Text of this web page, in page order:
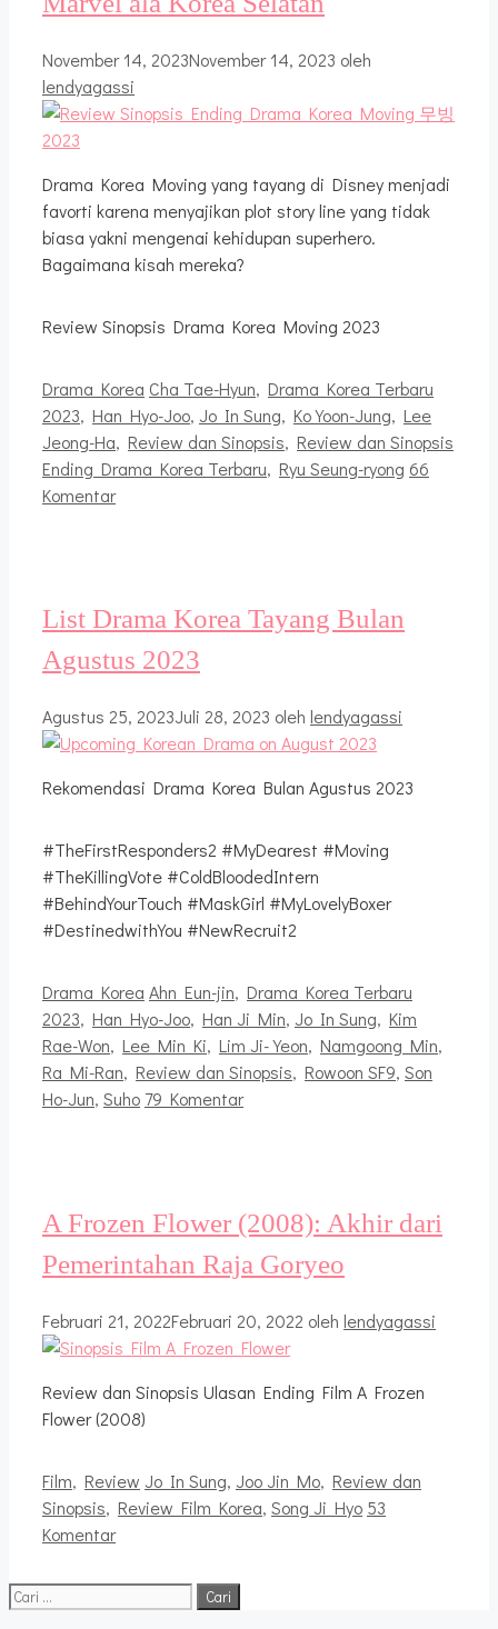
November 14, 2023November 14, 2023 oleh
lendyagassi
Drama Korea Moving yang tayang di Disney menjadi
favorti karena menyajikan plot story line yang tidak
biasa yakni mengenai kehidupan superhero.
Bagaimana kisah mereka?
Review Sinopsis Drama Korea Moving 2023
Kategori
Drama Korea Tag
Cha Tae-Hyun, Drama Korea Terbaru
2023, Han Hyo-Joo, Jo In Sung, Ko Yoon-Jung, Lee
Jeong-Ha, Review dan Sinopsis, Review dan Sinopsis
Ending Drama Korea Terbaru, Ryu Seung-ryong 66
Komentar
List Drama Korea Tayang Bulan
Agustus 2023
Agustus 25, 2023Juli 28, 2023 oleh lendyagassi
Rekomendasi Drama Korea Bulan Agustus 2023
#TheFirstResponders2 #MyDearest #Moving
#TheKillingVote #ColdBloodedIntern
#BehindYourTouch #MaskGirl #MyLovelyBoxer
#DestinedwithYou #NewRecruit2
Kategori
Drama Korea Tag
Ahn Eun-jin, Drama Korea Terbaru
2023, Han Hyo-Joo, Han Ji Min, Jo In Sung, Kim
Rae-Won, Lee Min Ki, Lim Ji-Yeon, Namgoong Min,
Ra Mi-Ran, Review dan Sinopsis, Rowoon SF9, Son
Ho-Jun, Suho 79 Komentar
A Frozen Flower (2008): Akhir dari
Pemerintahan Raja Goryeo
Februari 21, 2022Februari 20, 2022 oleh lendyagassi
Review dan Sinopsis Ulasan Ending Film A Frozen
Flower (2008)
Kategori
Film, Review Tag
Jo In Sung, Joo Jin Mo, Review dan
Sinopsis, Review Film Korea, Song Ji Hyo 53
Komentar
Cari